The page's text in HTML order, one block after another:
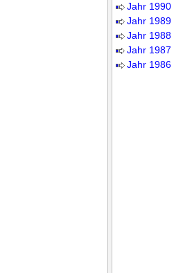
Jahr 1990
Jahr 1989
Jahr 1988
Jahr 1987
Jahr 1986